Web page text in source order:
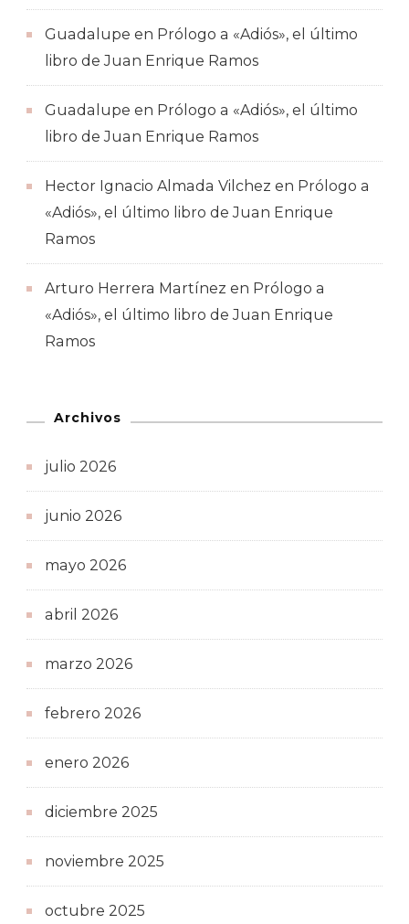
Guadalupe en Prólogo a «Adiós», el último
libro de Juan Enrique Ramos
Guadalupe en Prólogo a «Adiós», el último
libro de Juan Enrique Ramos
Hector Ignacio Almada Vilchez en Prólogo a
«Adiós», el último libro de Juan Enrique
Ramos
Arturo Herrera Martínez en Prólogo a
«Adiós», el último libro de Juan Enrique
Ramos
Archivos
julio 2026
junio 2026
mayo 2026
abril 2026
marzo 2026
febrero 2026
enero 2026
diciembre 2025
noviembre 2025
octubre 2025